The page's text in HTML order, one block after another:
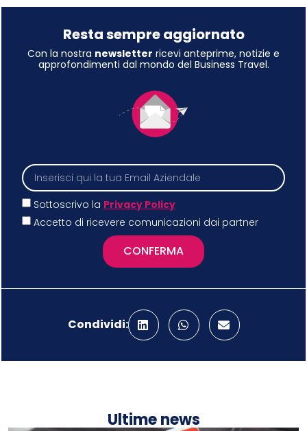
Resta sempre aggiornato
Con la nostra newsletter ricevi anteprime, notizie e
approfondimenti dal mondo del Business Travel.
Sottoscrivo la Privacy Policy
Accetto di ricevere comunicazioni dai partner
CONFERMA
Condividi:
Ultime news